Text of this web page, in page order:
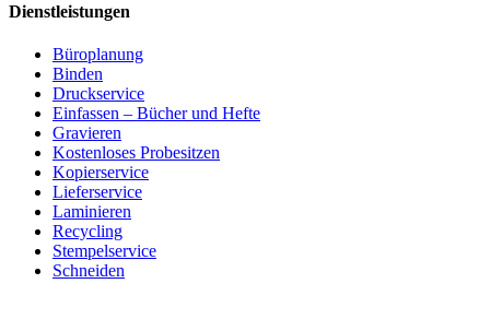
Dienstleistungen
Büroplanung
Binden
Druckservice
Einfassen – Bücher und Hefte
Gravieren
Kostenloses Probesitzen
Kopierservice
Lieferservice
Laminieren
Recycling
Stempelservice
Schneiden